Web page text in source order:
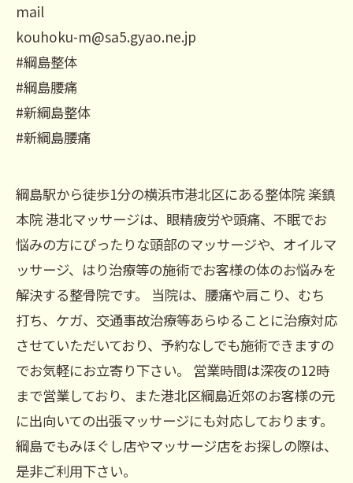
mail
kouhoku-m@sa5.gyao.ne.jp
#綱島整体
#綱島腰痛
#新綱島整体
#新綱島腰痛
綱島駅から徒歩1分の横浜市港北区にある整体院 楽鎮
本院 港北マッサージは、眼精疲労や頭痛、不眠でお
悩みの方にぴったりな頭部のマッサージや、オイルマ
ッサージ、はり治療等の施術でお客様の体のお悩みを
解決する整骨院です。 当院は、腰痛や肩こり、むち
打ち、ケガ、交通事故治療等あらゆることに治療対応
させていただいており、予約なしでも施術できますの
でお気軽にお立寄り下さい。 営業時間は深夜の12時
まで営業しており、また港北区綱島近郊のお客様の元
に出向いての出張マッサージにも対応しております。
綱島でもみほぐし店やマッサージ店をお探しの際は、
是非ご利用下さい。